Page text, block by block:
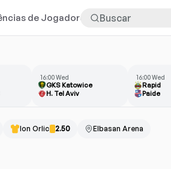
de Jogadores Mais
16:00 Wed
GKS Katowice
H. Tel Aviv
16:00 Wed
Rapid
Paide
Ion Orlic 2.50 Elbasan Arena